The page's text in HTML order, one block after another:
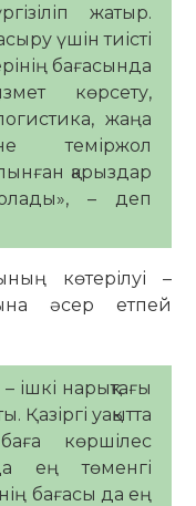
жатыр.
үшін тиісті
бағасында
көрсету,
жаңа
теміржол
қарыздар
– деп
көтерілуі –
әсер етпей
ішкі нарықтағы
уақытта
көршілес
ең төменгі
бағасы да ең